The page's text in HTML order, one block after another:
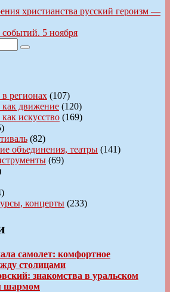
христианства русский героизм —
событий. 5 ноября
Поиск
регионах (107)
как движение (120)
искусство (169)
(82)
объединения, театры (141)
(69)
концерты (233)
самолет: комфортное
столицами
знакомства в уральском
шармом